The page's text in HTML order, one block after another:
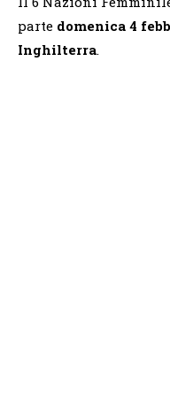
parte domenica 4
Inghilterra.